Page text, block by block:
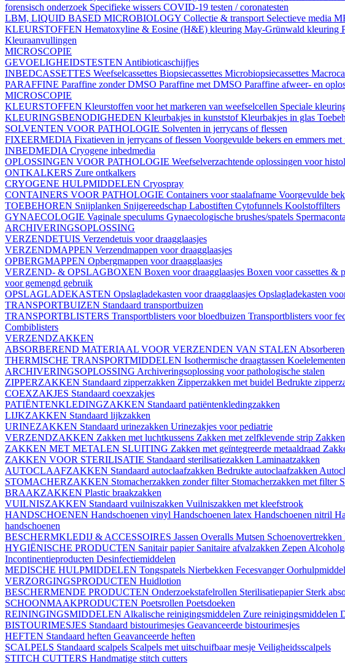
forensisch onderzoek Specifieke wissers COVID-19 testen / coronatesten
LBM, LIQUID BASED MICROBIOLOGY Collectie & transport Selectieve media
KLEURSTOFFEN Hematoxyline & Eosine (H&E) kleuring May-Grünwald kleuring
Kleuraanvullingen
MICROSCOPIE
GEVOELIGHEIDSTESTEN Antibioticaschijfjes
INBEDCASSETTES Weefselcassettes Biopsiecassettes Microbiopsiecassettes
PARAFFINE Paraffine zonder DMSO Paraffine met DMSO Paraffine afweer- en
MICROSCOPIE
KLEURSTOFFEN Kleurstoffen voor het markeren van weefselcellen Speciale
KLEURINGSBENODIGHEDEN Kleurbakjes in kunststofKleurbakjes in glas
SOLVENTEN VOOR PATHOLOGIE Solventen in jerrycans of flessen
FIXEERMEDIA Fixatieven in jerrycans of flessen Voorgevulde bekers en emmers
INBEDMEDIA Cryogene inbedmedia
OPLOSSINGEN VOOR PATHOLOGIE Weefselverzachtende oplossingen voor
ONTKALKERS Zure ontkalkers
CRYOGENE HULPMIDDELEN Cryospray
CONTAINERS VOOR PATHOLOGIE Containers voor staalafname Voorgevulde
TOEBEHOREN Snijplanken Snijgereedschap Labostiften Cytofunnels Koolstoffilters
GYNAECOLOGIE Vaginale speculums Gynaecologische brushes/spatels
ARCHIVERINGSOPLOSSING
VERZENDETUIS Verzendetuis voor draagglaasjes
VERZENDMAPPEN Verzendmappen voor draagglaasjes
OPBERGMAPPEN Opbergmappen voor draagglaasjes
VERZEND- & OPSLAGBOXEN Boxen voor draagglaasjes Boxen voor cassettes &
voor gemengd gebruik
OPSLAGLADEKASTEN Opslagladekasten voor draagglaasjes Opslagladekasten
TRANSPORTBUIZEN Standaard transportbuizen
TRANSPORTBLISTERS Transportblisters voor bloedbuizen Transportblisters voor
Combiblisters
VERZENDZAKKEN
ABSORBEREND MATERIAAL VOOR VERZENDEN VAN STALEN
THERMISCHE TRANSPORTMIDDELEN Isothermische draagtassen
ARCHIVERINGSOPLOSSING Archiveringsoplossing voor pathologische stalen
ZIPPERZAKKEN Standaard zipperzakken Zipperzakken met buidel Bedrukte
COEXZAKJES Standaard coexzakjes
PATIËNTENKLEDINGZAKKEN Standaard patiëntenkledingzakken
LIJKZAKKEN Standaard lijkzakken
URINEZAKKEN Standaard urinezakken Urinezakjes voor pediatrie
VERZENDZAKKEN Zakken met luchtkussens Zakken met zelfklevende strip
ZAKKEN MET METALEN SLUITING Zakken met geïntegreerde metaaldraad
ZAKKEN VOOR STERILISATIE Standaard sterilisatiezakken Laminaatzakken
AUTOCLAAFZAKKEN Standaard autoclaafzakken Bedrukte autoclaafzakken
STOMACHERZAKKEN Stomacherzakken zonder filter Stomacherzakken met filter
BRAAKZAKKEN Plastic braakzakken
VUILNISZAKKEN Standaard vuilniszakken Vuilniszakken met kleefstrook
HANDSCHOENEN Handschoenen vinyl Handschoenen latex Handschoenen nitril
handschoenen
BESCHERMKLEDIJ & ACCESSOIRES Jassen Overalls Mutsen Schoenovertrekken
HYGIËNISCHE PRODUCTEN Sanitair papier Sanitaire afvalzakken Zepen
Incontinentieproducten Desinfectiemiddelen
MEDISCHE HULPMIDDELEN Tongspatels Nierbekken Fecesvanger
VERZORGINGSPRODUCTEN Huidlotion
BESCHERMENDE PRODUCTEN Onderzoekstafelrollen Sterilisatiepapier Sterk
SCHOONMAAKPRODUCTEN Poetsrollen Poetsdoeken
REININGINGSMIDDELEN Alkalische reinigingsmiddelen Zure reinigingsmiddelen
BISTOURIMESJES Standaard bistourimesjes Geavanceerde bistourimesjes
HEFTEN Standaard heften Geavanceerde heften
SCALPELS Standaard scalpels Scalpels met uitschuifbaar mesje Veiligheidsscalpels
STITCH CUTTERS Handmatige stitch cutters